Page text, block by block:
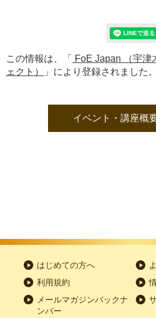
この情報は、「
FoE Japan （宇
ェクト）
」により登録されました。
イベント・講座概
はじめての方へ
利用規約
メールマガジンバックナ
ンバー